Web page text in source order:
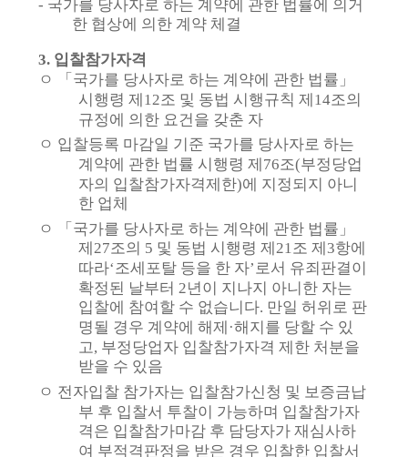
- 국가를 당사자로 하는 계약에 관한 법률에 의거
한 협상에 의한 계약 체결
3. 입찰참가자격
ㅇ
「 국가를 당사자로 하는 계약에 관한 법률 」
시행령 제 12조 및 동법 시행규칙 제 14조의
규정에 의한 요건을 갖춘 자
ㅇ 입찰등록 마감일 기준 국가를 당사자로 하는
계약에 관한 법률 시행령 제 76조(부정당업
자의 입찰참가자격제한)에 지정되지 아니
한 업체
ㅇ
「 국가를 당사자로 하는 계약에 관한 법률 」
제27조의 5 및 동법 시행령 제21조 제3항에
따라‘조세포탈 등을 한 자’ 로서 유죄판결이
확정된 날부터 2년이 지나지 아니한 자는
입찰에 참여할 수 없습니다. 만일 허위로 판
명될 경우 계약에 해제 ·해지를 당할 수 있
고, 부정당업자 입찰참가자격 제한 처분을
받을 수 있음
ㅇ 전자입찰 참가자는 입찰참가신청 및 보증금납
부 후 입찰서 투찰이 가능하며 입찰참가자
격은 입찰참가마감 후 담당자가 재심사하
여 부적격판정을 받은 경우 입찰한 입찰서